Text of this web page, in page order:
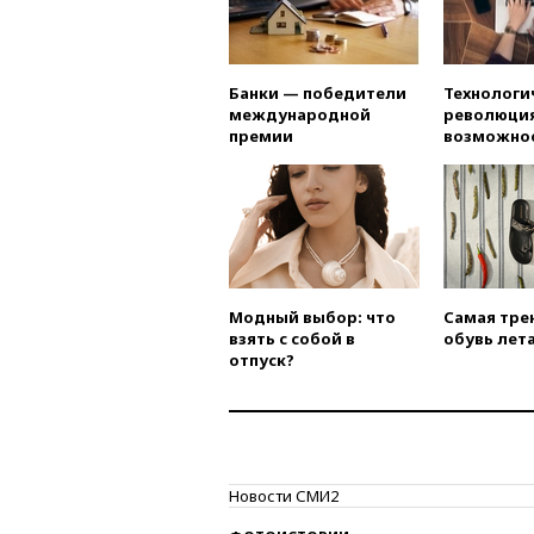
Банки — победители
международной
премии
Модный выбор: что
взять с собой в
отпуск?
Самая
обувь
Новости СМИ2